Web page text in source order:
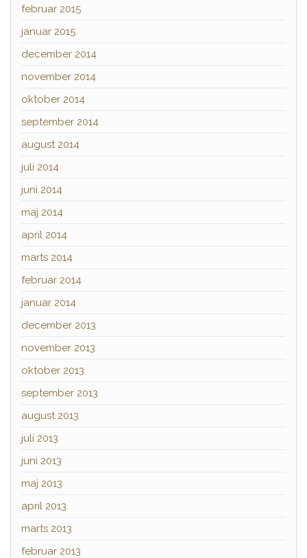
februar 2015
januar 2015
december 2014
november 2014
oktober 2014
september 2014
august 2014
juli 2014
juni 2014
maj 2014
april 2014
marts 2014
februar 2014
januar 2014
december 2013
november 2013
oktober 2013
september 2013
august 2013
juli 2013
juni 2013
maj 2013
april 2013
marts 2013
februar 2013